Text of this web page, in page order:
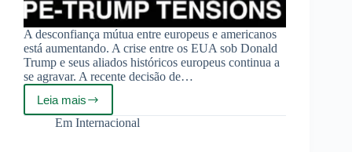
A desconfiança mútua entre europeus e americanos
está aumentando. A crise entre os EUA sob Donald
Trump e seus aliados históricos europeus continua a
se agravar. A recente decisão de…
Leia mais
Trump
considera
Em Internacional